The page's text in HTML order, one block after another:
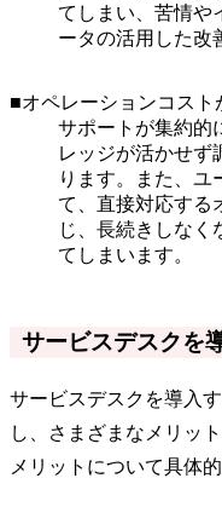
てしまい、苦情や
ータの活用した改
■オペレーションコスト
サポートが集約的
レッジが活かせず
ります。また、ユ
て、直接対応する
じ、長続きしなく
てしまいます。
サービスデスクを
サービスデスクを導入
し、さまざまなメリッ
メリットについて具体